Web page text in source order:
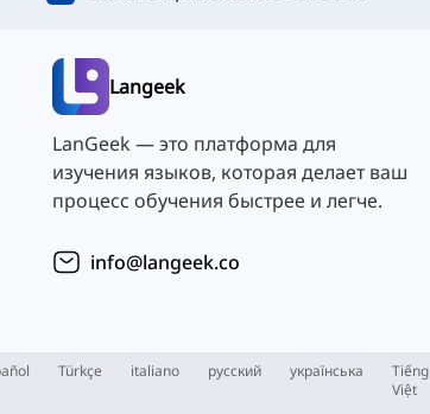
Langeek
LanGeek — это платформа для
изучения языков, которая делает ваш
процесс обучения быстрее и легче.
info@langeek.co
Türkçe italiano русский українська
Tiếng
Việt